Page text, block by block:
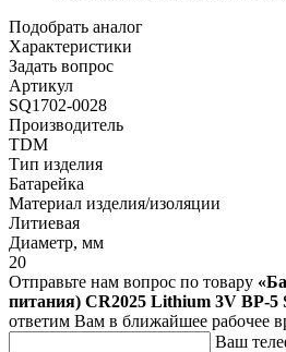
Подобрать аналог
Характеристики
Задать вопрос
Артикул
SQ1702-0028
Производитель
TDM
Тип изделия
Батарейка
Материал изделия/изоляции
Литиевая
Диаметр, мм
20
Отправьте нам вопрос по товару
питания) CR2025 Lithium 3V BP-5
ответим Вам в ближайшее рабочее
Ваш